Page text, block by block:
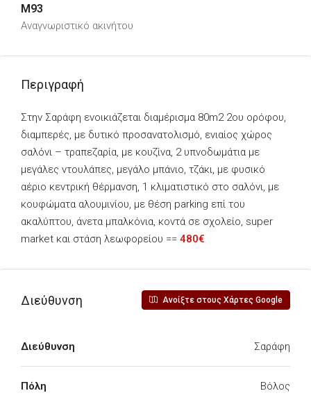
M93
Αναγνωριστικό ακινήτου
Περιγραφή
Στην Σαράφη ενοικιάζεται διαμέρισμα 80m2 2ου ορόφου,
διαμπερές, με δυτικό προσανατολισμό, ενιαίος χώρος
σαλόνι – τραπεζαρία, με κουζίνα, 2 υπνοδωμάτια με
μεγάλες ντουλάπες, μεγάλο μπάνιο, τζάκι, με φυσικό
αέριο κεντρική θέρμανση, 1 κλιματιστικό στο σαλόνι, με
κουφώματα αλουμινίου, με θέση parking επί του
ακαλύπτου, άνετα μπαλκόνια, κοντά σε σχολείο, super
market και στάση λεωφορείου == 480€
Διεύθυνση Ανοίξτε στους Χάρτες Google
Διεύθυνση Σαράφη
Πόλη Βόλος